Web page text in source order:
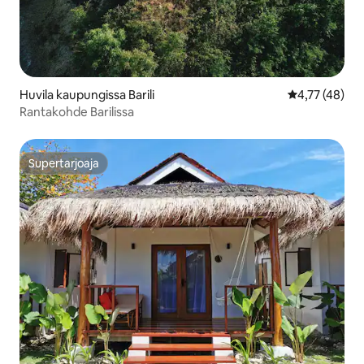
Huvila kaupungissa Barili
4,77 (48)
Rantakohde Barilissa
Supertarjoaja
Supertarjoaja